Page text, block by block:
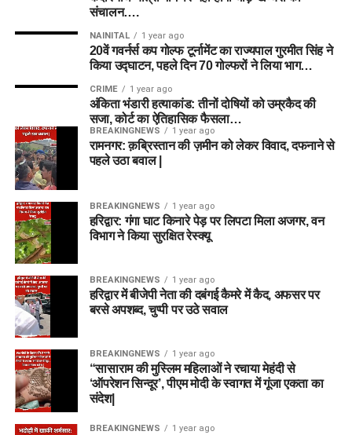
संचालन….
NAINITAL 1 year ago
20वें गवर्नर्स कप गोल्फ टूर्नामेंट का राज्यपाल गुरमीत सिंह ने
किया उद्घाटन, पहले दिन 70 गोल्फरों ने लिया भाग…
CRIME 1 year ago
अंकिता भंडारी हत्याकांड: तीनों दोषियों को उम्रकैद की
सजा, कोर्ट का ऐतिहासिक फैसला…
BREAKINGNEWS 1 year ago
रामनगर: क़ब्रिस्तान की ज़मीन को लेकर विवाद, दफनाने से
पहले उठा बवाल |
BREAKINGNEWS 1 year ago
हरिद्वार: गंगा घाट किनारे पेड़ पर लिपटा मिला अजगर, वन
विभाग ने किया सुरक्षित रेस्क्यू
BREAKINGNEWS 1 year ago
हरिद्वार में बीजेपी नेता की दबंगई कैमरे में कैद, अफसर पर
बरसे अपशब्द, चुप्पी पर उठे सवाल
BREAKINGNEWS 1 year ago
“सासाराम की मुस्लिम महिलाओं ने रचाया मेहंदी से
‘ऑपरेशन सिन्दूर’, पीएम मोदी के स्वागत में गूंजा एकता का
संदेश|
BREAKINGNEWS 1 year ago